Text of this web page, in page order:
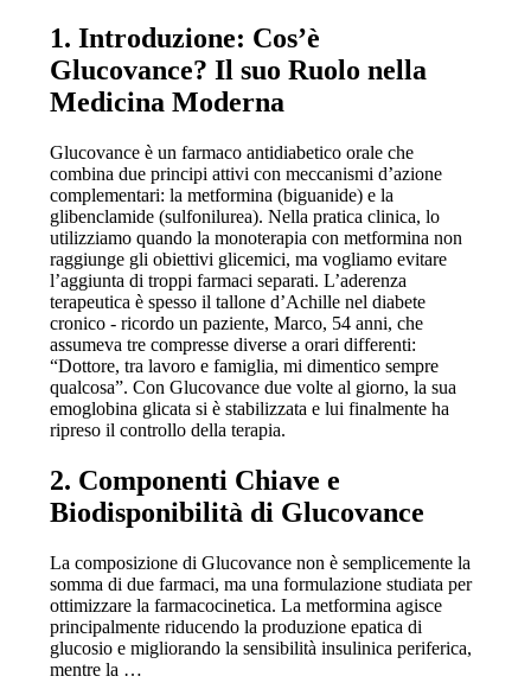
1. Introduzione: Cos’è
Glucovance? Il suo Ruolo nella
Medicina Moderna
Glucovance è un farmaco antidiabetico orale che
combina due principi attivi con meccanismi d’azione
complementari: la metformina (biguanide) e la
glibenclamide (sulfonilurea). Nella pratica clinica, lo
utilizziamo quando la monoterapia con metformina non
raggiunge gli obiettivi glicemici, ma vogliamo evitare
l’aggiunta di troppi farmaci separati. L’aderenza
terapeutica è spesso il tallone d’Achille nel diabete
cronico - ricordo un paziente, Marco, 54 anni, che
assumeva tre compresse diverse a orari differenti:
“Dottore, tra lavoro e famiglia, mi dimentico sempre
qualcosa”. Con Glucovance due volte al giorno, la sua
emoglobina glicata si è stabilizzata e lui finalmente ha
ripreso il controllo della terapia.
2. Componenti Chiave e
Biodisponibilità di Glucovance
La composizione di Glucovance non è semplicemente la
somma di due farmaci, ma una formulazione studiata per
ottimizzare la farmacocinetica. La metformina agisce
principalmente riducendo la produzione epatica di
glucosio e migliorando la sensibilità insulinica periferica,
mentre la …